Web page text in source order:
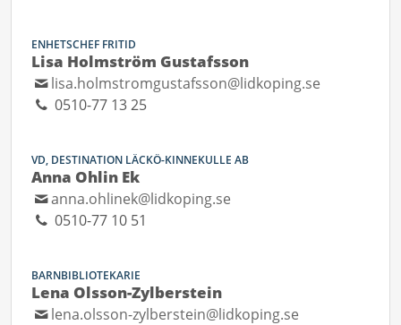
ENHETSCHEF FRITID
Lisa Holmström Gustafsson
lisa.holmstromgustafsson@lidkoping.se
0510-77 13 25
VD, DESTINATION LÄCKÖ-KINNEKULLE AB
Anna Ohlin Ek
anna.ohlinek@lidkoping.se
0510-77 10 51
BARNBIBLIOTEKARIE
Lena Olsson-Zylberstein
lena.olsson-zylberstein@lidkoping.se